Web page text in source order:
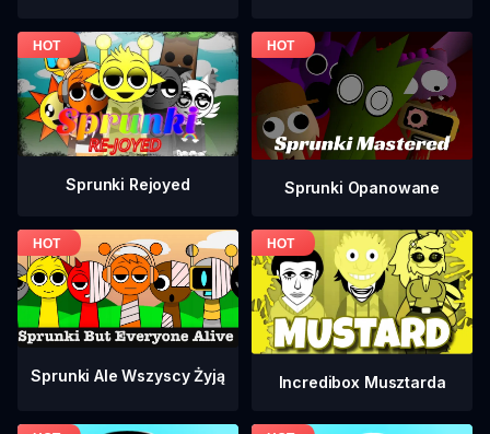
Sprunki Rejoyed Sprunki Opanowane
Sprunki Ale Wszyscy Żyją Incredibox Musztarda